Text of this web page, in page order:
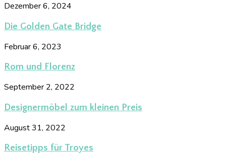
Dezember 6, 2024
Die Golden Gate Bridge
Februar 6, 2023
Rom und Florenz
September 2, 2022
Designermöbel zum kleinen Preis
August 31, 2022
Reisetipps für Troyes